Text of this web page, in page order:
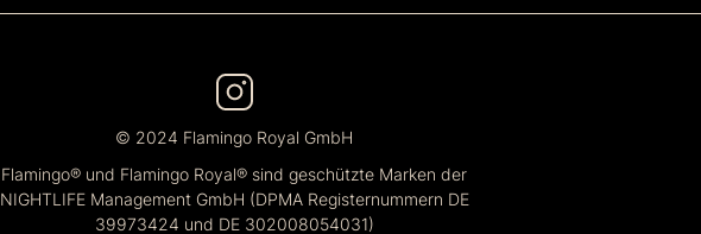
© 2024 Flamingo Royal GmbH
Flamingo® und Flamingo Royal® sind geschützte Marken der
NIGHTLIFE Management GmbH (DPMA Registernummern DE
39973424 und DE 302008054031)